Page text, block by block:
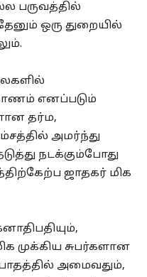
பருவத்தில்
ஒரு துறையில்
எனப்படும்
தர்ம,
அமர்ந்து
நடக்கும்போது
ஜாதகர் மிக
முக்கிய சுபர்களான
அமைவதும்,